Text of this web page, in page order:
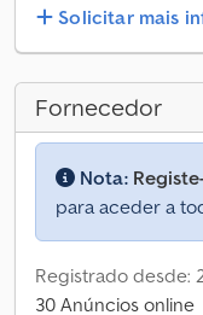
Solicitar mais
Fornecedor
Nota:
para aceder a
Registrado desde:
30 Anúncios online